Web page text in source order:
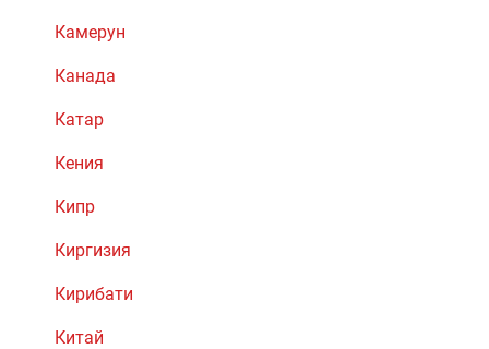
Камерун
Канада
Катар
Кения
Кипр
Киргизия
Кирибати
Китай